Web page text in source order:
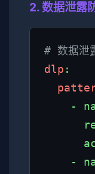
2. 数据泄露
# 数据泄
dlp :
-
-